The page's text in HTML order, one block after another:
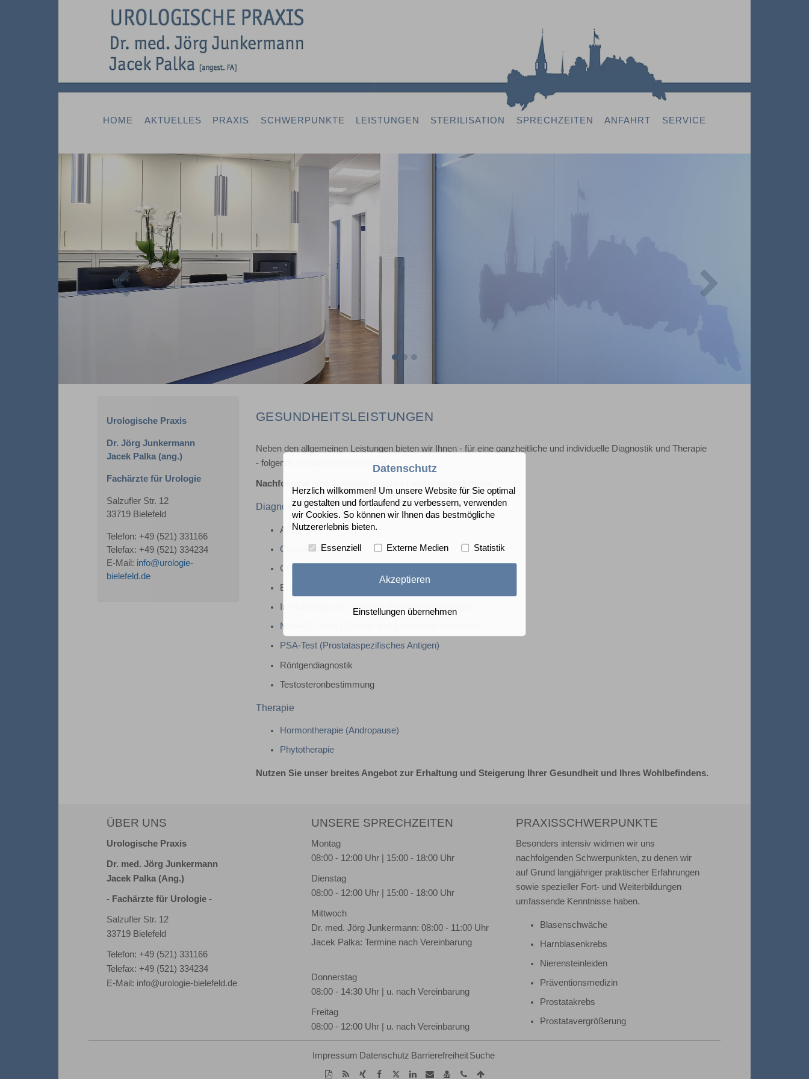
HOME AKTUELLES PRAXIS SCHWERPUNKTE LEISTUNGEN STERILISATION SPRECHZEITEN ANFAHRT SERVICE
Previous
Urologische Praxis
Dr. Jörg Junkermann
Jacek Palka (ang.)
Fachärzte für Urologie
Salzufler Str. 12
33719 Bielefeld
Telefon: +49 (521) 331166
Telefax: +49 (521) 334234
E-Mail: info@urologie-
bielefeld.de
GESUNDHEITSLEISTUNGEN
Neben den allgemeinen Leistungen bieten wir Ihnen - für eine ganzheitliche und individuelle Diagnostik und Therapie
- folgende Gesundheitsleistungen an:
Nachfolgend eine Auswahl unseres Leistungsspektrums:
Diagnostik
AIDS-Test
Chlamydien-Test
CRP-Test (Entzündungswert im Blut)
Endoskopie (Urethrozystoskopie)
Immunologischer Stuhltest (Darmkrebsvorsorge)
NMP-22--Test, BTAstat-Test (Harnblasenkrebstest)
PSA-Test (Prostataspezifisches Antigen)
Röntgendiagnostik
Testosteronbestimmung
Therapie
Hormontherapie (Andropause)
Phytotherapie
Nutzen Sie unser breites Angebot zur Erhaltung und Steigerung Ihrer Gesundheit und Ihres Wohlbefindens.
ÜBER UNS
Urologische Praxis
Dr. med. Jörg Junkermann
Jacek Palka (Ang.)
- Fachärzte für Urologie -
Salzufler Str. 12
33719 Bielefeld
Telefon: +49 (521) 331166
Telefax: +49 (521) 334234
E-Mail: info@urologie-bielefeld.de
UNSERE SPRECHZEITEN
Montag
08:00 - 12:00 Uhr | 15:00 - 18:00 Uhr
Dienstag
08:00 - 12:00 Uhr | 15:00 - 18:00 Uhr
Mittwoch
Dr. med. Jörg Junkermann: 08:00 - 11:00 Uhr
Jacek Palka: Termine nach Vereinbarung
Donnerstag
08:00 - 14:30 Uhr | u. nach Vereinbarung
Freitag
08:00 - 12:00 Uhr | u. nach Vereinbarung
PRAXISSCHWERPUNKTE
Besonders intensiv widmen wir uns
nachfolgenden Schwerpunkten, zu denen wir
auf Grund langjähriger praktischer Erfahrungen
sowie spezieller Fort- und Weiterbildungen
umfassende Kenntnisse haben.
Blasenschwäche
Harnblasenkrebs
Nierensteinleiden
Präventionsmedizin
Prostatakrebs
Prostatavergrößerung
Impressum Datenschutz Barrierefreiheit Suche
Diese RSS-
Auf
Auf
Auf
Auf
Per
vCard Kontakt
Datenschutz
Herzlich willkommen! Um unsere Website für Sie optimal
zu gestalten und fortlaufend zu verbessern, verwenden
wir Cookies. So können wir Ihnen das bestmögliche
Nutzererlebnis bieten.
Essenziell Externe Medien Statistik
Akzeptieren
Einstellungen übernehmen